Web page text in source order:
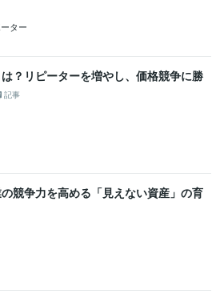
ター
？リピーターを増やし、価格競争に勝
記事
競争力を高める「見えない資産」の育